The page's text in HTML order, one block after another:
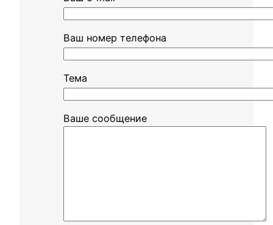
Ваш номер телефона
Тема
Ваше сообщение